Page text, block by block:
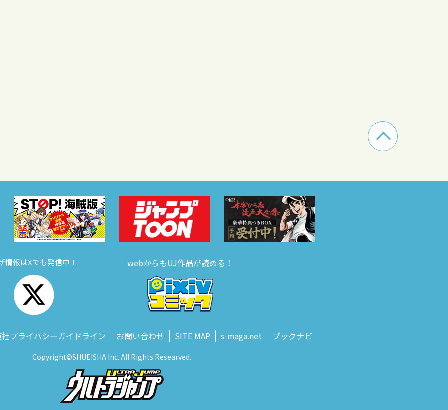
情報はXでも発信中！ webからもUJ作品が読める！
プライバシーガイドライン お問い合わせ SITE MAP s‑maga.net ブックナビ
Copyright©SHUEISHA Inc. All Rights Researved.